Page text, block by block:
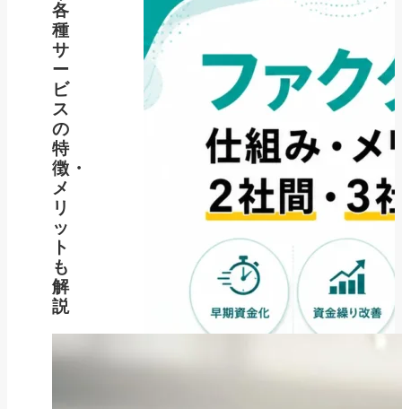
各
種
サ
ー
ビ
ス
の
特
徴・
メ
リ
ッ
ト
も
解
説